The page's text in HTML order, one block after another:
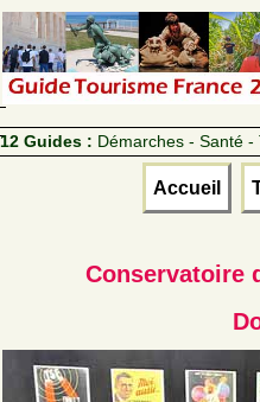
12 Guides : Démarches - Santé -
Accueil
Conservatoire